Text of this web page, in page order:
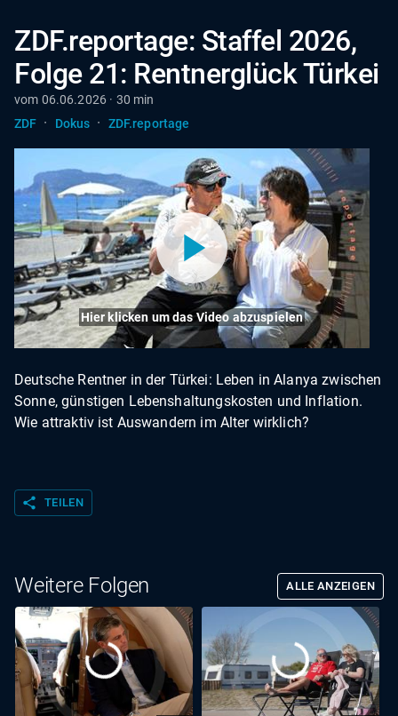
ZDF.reportage: Staffel 2026,
Folge 21: Rentnerglück Türkei
vom 06.06.2026 · 30 min
ZDF · Dokus · ZDF.reportage
Hier klicken um das Video abzuspielen
Deutsche Rentner in der Türkei: Leben in Alanya zwischen
Sonne, günstigen Lebenshaltungskosten und Inflation.
Wie attraktiv ist Auswandern im Alter wirklich?
share TEILEN
Weitere Folgen ALLE ANZEIGEN